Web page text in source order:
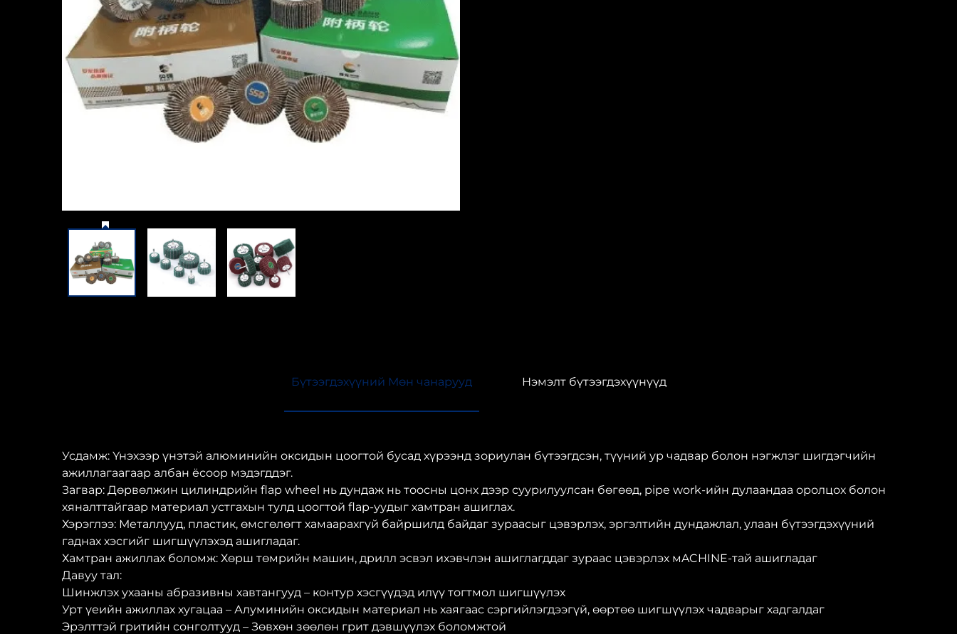
Бүтээгдэхүүний Мөн чанарууд Нэмэлт бүтээгдэхүүнүүд
Усдамж: Үнэхээр үнэтэй алюминийн оксидын цоогтой бусад хүрээнд зориулан бүтээгдсэн, түүний ур чадвар болон нэгжлэг шигдэгчийн
ажиллагаагаар албан ёсоор мэдэгддэг.
Загвар: Дөрвөлжин цилиндрийн flap wheel нь дундаж нь тоосны цонх дээр суурилуулсан бөгөөд, pipe work-ийн дулаандаа оролцох болон
хяналттайгаар материал устгахын тулд цоогтой flap-уудыг хамтран ашиглах.
Хэрэглээ: Металлууд, пластик, өмсгөлөгт хамаарахгүй байршилд байдаг зураасыг цэвэрлэх, эргэлтийн дундажлал, улаан бүтээгдэхүүний
гаднах хэсгийг шигшүүлэхэд ашигладаг.
Хамтран ажиллах боломж: Хөрш төмрийн машин, дрилл эсвэл ихэвчлэн ашиглагддаг зураас цэвэрлэх мACHINE-тай ашигладаг
Давуу тал:
Шинжлэх ухааны абразивны хавтангууд – контур хэсгүүдэд илүү тогтмол шигшүүлэх
Урт үеийн ажиллах хугацаа – Алуминийн оксидын материал нь хаягаас сэргийлэгдээгүй, өөртөө шигшүүлэх чадварыг хадгалдаг
Эрэлттэй гритийн сонголтууд – Зөвхөн зөөлөн грит дэвшүүлэх боломжтой